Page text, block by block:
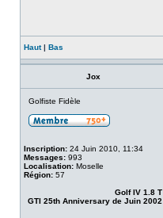
Haut| Bas
Jox
Golfiste Fidèle
Inscription: 24 Juin 2010, 11:34
Messages: 993
Localisation: Moselle
Région: 57
Golf IV 1.8 T
GTI 25th Anniversary de Juin 2002